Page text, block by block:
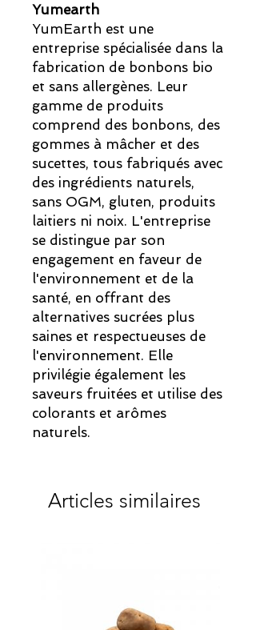
Yumearth
YumEarth est une
entreprise spécialisée dans la
fabrication de bonbons bio
et sans allergènes. Leur
gamme de produits
comprend des bonbons, des
gommes à mâcher et des
sucettes, tous fabriqués avec
des ingrédients naturels,
sans OGM, gluten, produits
laitiers ni noix. L'entreprise
se distingue par son
engagement en faveur de
l'environnement et de la
santé, en offrant des
alternatives sucrées plus
saines et respectueuses de
l'environnement. Elle
privilégie également les
saveurs fruitées et utilise des
colorants et arômes
naturels.
Articles similaires